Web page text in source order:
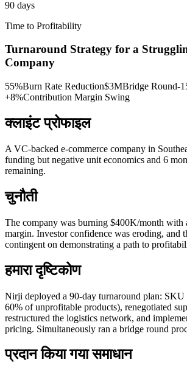
90 days
Time to Profitability
Turnaround Strategy for a
Company
55%Burn Rate Reduction$3MBridge Round-
+8%Contribution Margin Swing
क्लाइंट प्रोफाइल
A VC-backed e-commerce company in
funding but negative unit economics and 6
remaining.
चुनौती
The company was burning $400K/month with
margin. Investor confidence was eroding, and
contingent on demonstrating a path to
हमारा दृष्टिकोण
Nirji deployed a 90-day turnaround plan: SKU
60% of unprofitable products), renegotiated
restructured the logistics network, and
pricing. Simultaneously ran a bridge round
प्रदान किया गया समाधान